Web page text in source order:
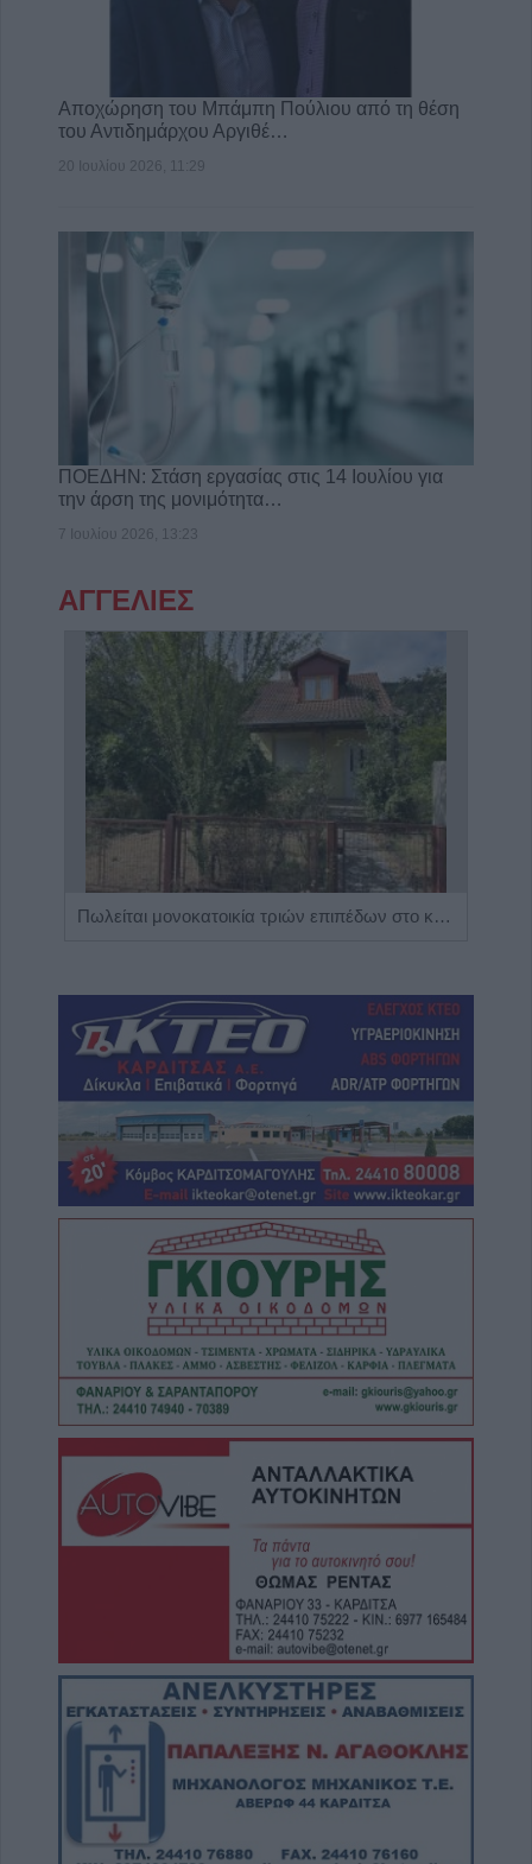
Αποχώρηση του Μπάμπη Πούλιου από τη θέση
του Αντιδημάρχου Αργιθέ…
20 Ιουλίου 2026, 11:29
ΠΟΕΔΗΝ: Στάση εργασίας στις 14 Ιουλίου για
την άρση της μονιμότητα…
7 Ιουλίου 2026, 13:23
ΑΓΓΕΛΙΕΣ
Πωλείται μονοκατοικία τριών επιπέδων στο καταπράσινο Πευκόφυτο Καρδίτσας